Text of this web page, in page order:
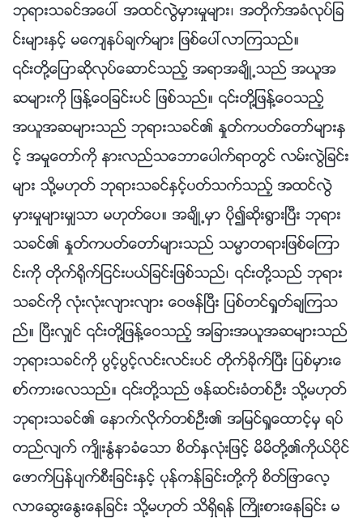
ဘုရားသခင္အေပၚ အထင္လြဲမွားမႈမ်ား၊ အတိုက္အခံလုပ္ျခ
င္းမ်ားႏွင့္ မေက်နပ္ခ်က္မ်ား ျဖစ္ေပၚလာၾကသည္။
၎တို႔ေျပာဆိုလုပ္ေဆာင္သည့္ အရာအခ်ိဳ႕သည္ အယူအ
ဆမ်ားကို ျဖန႔္ေဝျခင္းပင္ ျဖစ္သည္။ ၎တို႔ျဖန႔္ေဝသည့္
အယူအဆမ်ားသည္ ဘုရားသခင္၏ ႏႈတ္ကပတ္ေတာ္မ်ားႏွ
င့္ အမႈေတာ္ကို နားလည္သေဘာေပါက္ရာတြင္ လမ္းလြဲျခင္း
မ်ား သို႔မဟုတ္ ဘုရားသခင္ႏွင့္ပတ္သက္သည့္ အထင္လြဲ
မွားမႈမ်ားမွ်သာ မဟုတ္ေပ။ အခ်ိဳ႕မွာ ပို၍ဆိုး႐ြားၿပီး ဘုရား
သခင္၏ ႏႈတ္ကပတ္ေတာ္မ်ားသည္ သမၼာတရားျဖစ္ေၾကာ
င္းကို တိုက္႐ိုက္ျငင္းပယ္ျခင္းျဖစ္သည္၊ ၎တို႔သည္ ဘုရား
သခင္ကို လုံးလုံးလ်ားလ်ား ေဝဖန္ၿပီး ျပစ္တင္ရႈတ္ခ်ၾကသ
ည္။ ၿပီးလွ်င္ ၎တို႔ျဖန႔္ေဝသည့္ အျခားအယူအဆမ်ားသည္
ဘုရားသခင္ကို ပြင့္ပြင့္လင္းလင္းပင္ တိုက္ခိုက္ၿပီး ျပစ္မွားေ
စာ္ကားေလသည္။ ၎တို႔သည္ ဖန္ဆင္းခံတစ္ဦး သို႔မဟုတ္
ဘုရားသခင္၏ ေနာက္လိုက္တစ္ဦး၏ အျမင္ရႈေထာင့္မွ ရပ္
တည္လ်က္ က်ိဳးႏြံနာခံေသာ စိတ္ႏွလုံးျဖင့္ မိမိတို႔၏ကိုယ္ပိုင္
ေဖာက္ျပန္ပ်က္စီးျခင္းႏွင့္ ပုန္ကန္ျခင္းတို႔ကို စိတ္ျဖာေလ့
လာေဆြးေႏြးေနျခင္း သို႔မဟုတ္ သိရွိရန္ ႀကိဳးစားေနျခင္း မ